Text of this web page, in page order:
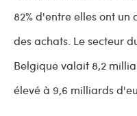
82% d'entre elles ont
des achats. Le secteur
Belgique valait 8,2
élevé à 9,6 milliards